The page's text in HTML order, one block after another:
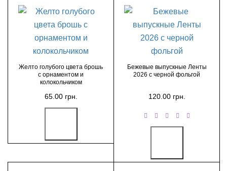
Желто голубого цвета брошь
с орнаментом и
колокольчиком
65.00 грн.
Бежевые выпускные Ленты
2026 с черной фольгой
120.00 грн.